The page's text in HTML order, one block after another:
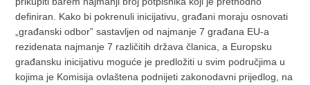
definiran. Kako bi pokrenuli inicijativu, građani moraju osnovati
„građanski odbor” sastavljen od najmanje 7 građana EU-a
rezidenata najmanje 7 različitih država članica, a Europsku
građansku inicijativu moguće je predložiti u svim područjima u
kojima je Komisija ovlaštena podnijeti zakonodavni prijedlog, na